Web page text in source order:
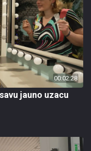
00:02:28
jauno uzacu